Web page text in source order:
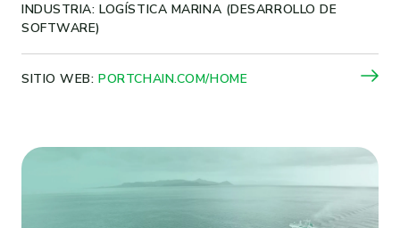
INDUSTRIA: LOGÍSTICA MARINA (DESARROLLO DE
SOFTWARE)
SITIO WEB:PORTCHAIN.COM/HOME